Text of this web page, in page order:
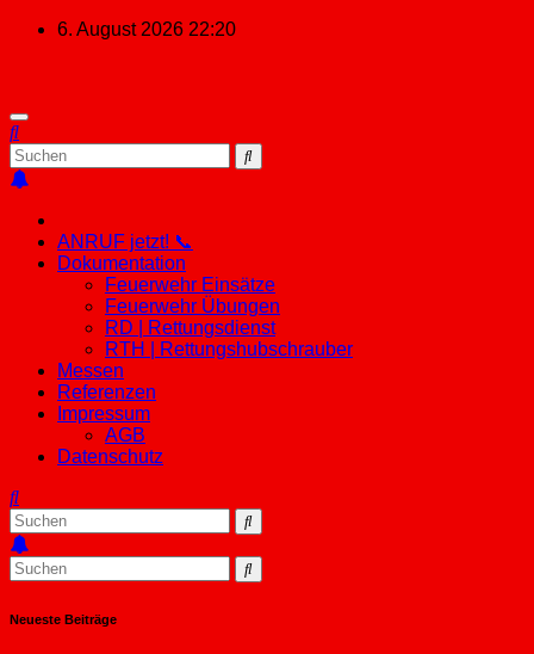
Zum
6. August 2026 22:20
ANRUF jetzt! 📞
Dokumentation
Feuerwehr Einsätze
Feuerwehr Übungen
RD | Rettungsdienst
RTH | Rettungshubschrauber
Messen
Referenzen
Impressum
AGB
Datenschutz
Neueste Beiträge